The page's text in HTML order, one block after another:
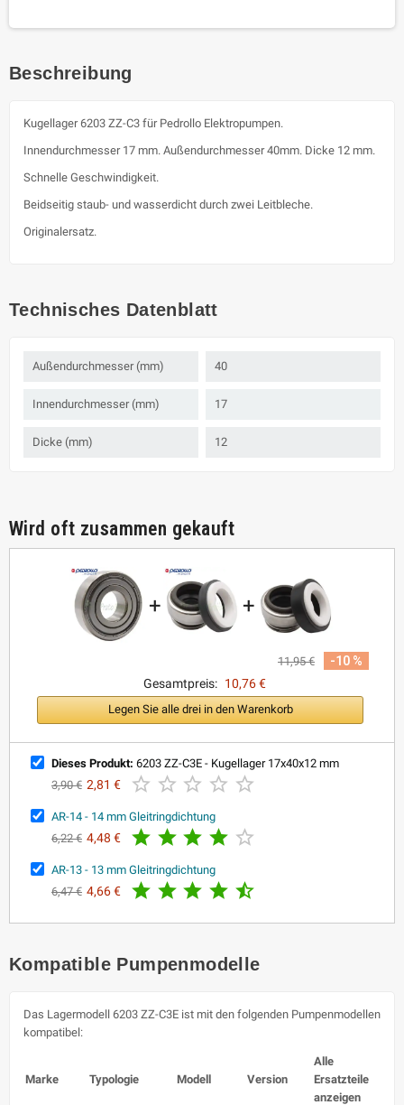
Beschreibung
Kugellager 6203 ZZ-C3 für Pedrollo Elektropumpen.
Innendurchmesser 17 mm. Außendurchmesser 40mm. Dicke 12 mm.
Schnelle Geschwindigkeit.
Beidseitig staub- und wasserdicht durch zwei Leitbleche.
Originalersatz.
Technisches Datenblatt
Außendurchmesser (mm) 40
Innendurchmesser (mm) 17
Dicke (mm) 12
Wird oft zusammen gekauft
+ +
11,95 €
-10 %
Gesamtpreis: 10,76 €
Legen Sie alle drei in den Warenkorb
Dieses Produkt: 6203 ZZ-C3E - Kugellager 17x40x12 mm
3,90 € 2,81 €     
AR-14 - 14 mm Gleitringdichtung
6,22 € 4,48 €     
AR-13 - 13 mm Gleitringdichtung
6,47 € 4,66 €     
Kompatible Pumpenmodelle
Das Lagermodell 6203 ZZ-C3E ist mit den folgenden Pumpenmodellen
kompatibel:
Marke Typologie Modell Version
Alle
Ersatzteile
anzeigen